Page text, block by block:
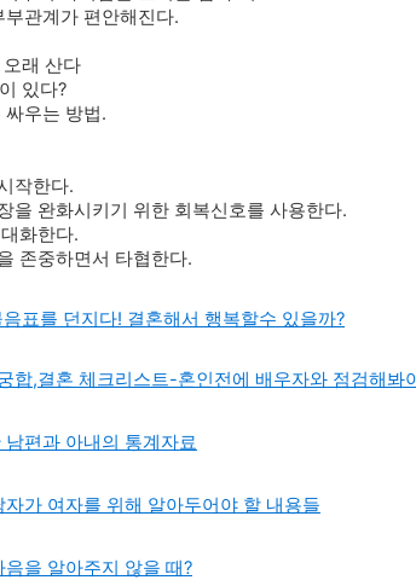
관계가 편안해진다.
래 산다
있다?
싸우는 방법.
작한다.
을 완화시키기 위한 회복신호를 사용한다.
화한다.
존중하면서 타협한다.
표를 던지다! 결혼해서 행복할수 있을까?
합,결혼 체크리스트-혼인전에 배우자와 점검해봐
편과 아내의 통계자료
가 여자를 위해 알아두어야 할 내용들
을 알아주지 않을 때?